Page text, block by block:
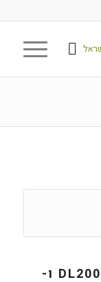
דוסאן: שיפור המעמיסים DL200 ו-